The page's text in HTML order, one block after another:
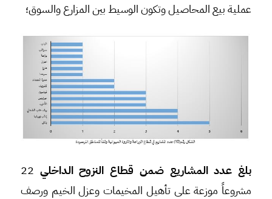
عملية بيع المحاصيل وتكون الوسيط بين المزارع والسوق؛
بلغ عدد المشاريع ضمن قطاع النزوح الداخلي 22
مشروعاً موزعة على تأهيل المخيمات وعزل الخيم ورصف